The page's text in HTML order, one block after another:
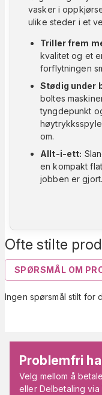
Ofte stilte
SPØRSMÅL OM
Ingen spørsmål stilt for
vasker i
ulike steder i et
Triller frem
kvalitet og et
forflytningen
Stødig under
boltes
tyngdepunkt
om.
Allt-i-ett:
en kompakt
jobben er gjort.
Problemfri
Velg mellom å
eller Delbetaling